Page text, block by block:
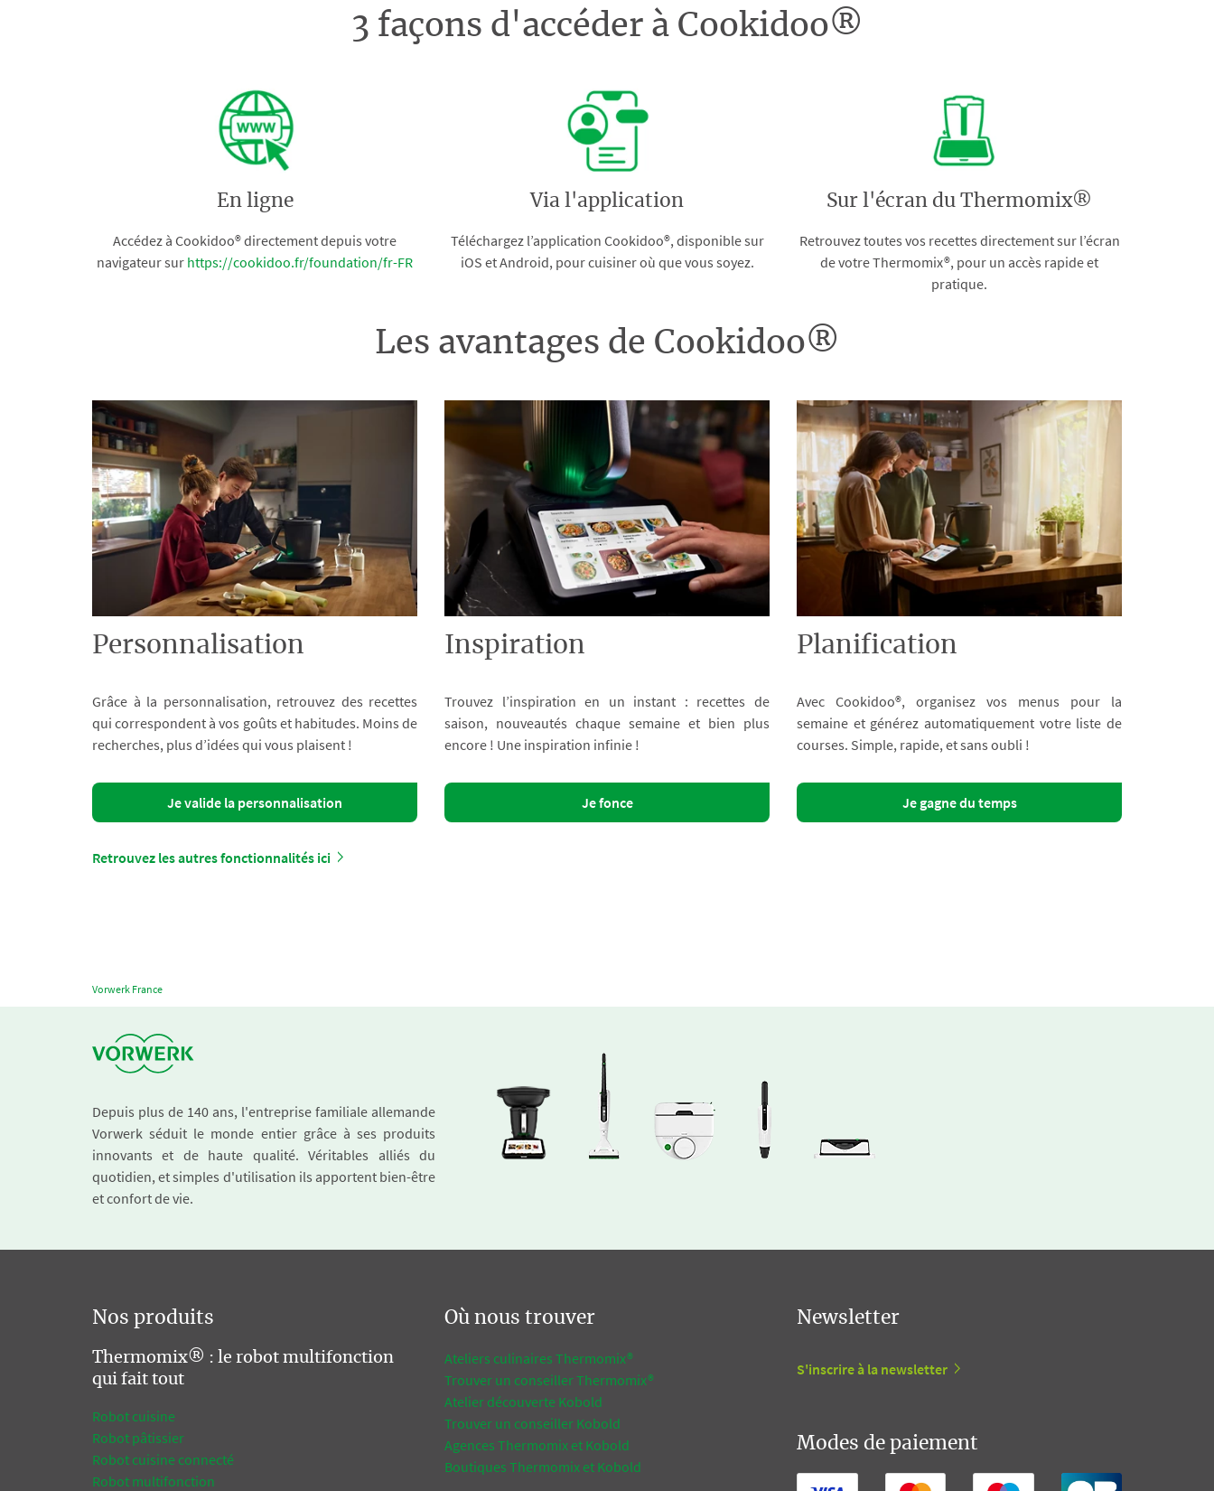
3 façons d'accéder à Cookidoo®
En ligne
Accédez à Cookidoo® directement depuis votre
navigateur sur https://cookidoo.fr/foundation/fr-FR
Via l'application
Téléchargez l’application Cookidoo®, disponible sur
iOS et Android, pour cuisiner où que vous soyez.
Sur l'écran du Thermomix®
Retrouvez toutes vos recettes directement sur l’écran
de votre Thermomix®, pour un accès rapide et
pratique.
Les avantages de Cookidoo®
Personnalisation
Grâce à la personnalisation, retrouvez des recettes
qui correspondent à vos goûts et habitudes. Moins de
recherches, plus d’idées qui vous plaisent !
Je valide la personnalisation
Inspiration
Trouvez l’inspiration en un instant : recettes de
saison, nouveautés chaque semaine et bien plus
encore ! Une inspiration infinie !
Je fonce
Planification
Avec Cookidoo®, organisez vos menus pour la
semaine et générez automatiquement votre liste de
courses. Simple, rapide, et sans oubli !
Je gagne du temps
Retrouvez les autres fonctionnalités ici
Vorwerk France
Depuis plus de 140 ans, l'entreprise familiale allemande
Vorwerk séduit le monde entier grâce à ses produits
innovants et de haute qualité. Véritables alliés du
quotidien, et simples d'utilisation ils apportent bien-être
et confort de vie.
Nos produits
Thermomix® : le robot multifonction
qui fait tout
Robot cuisine
Robot pâtissier
Robot cuisine connecté
Robot multifonction
Où nous trouver
Ateliers culinaires Thermomix®
Trouver un conseiller Thermomix®
Atelier découverte Kobold
Trouver un conseiller Kobold
Agences Thermomix et Kobold
Boutiques Thermomix et Kobold
Newsletter
S'inscrire à la newsletter
Modes de paiement